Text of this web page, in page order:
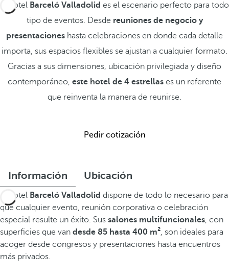
El hotel Barceló Valladolid es el escenario perfecto para todo
tipo de eventos. Desde reuniones de negocio y
presentaciones hasta celebraciones en donde cada detalle
importa, sus espacios flexibles se ajustan a cualquier formato.
Gracias a sus dimensiones, ubicación privilegiada y diseño
contemporáneo, este hotel de 4 estrellas es un referente
que reinventa la manera de reunirse.
Pedir cotización
Información Ubicación
El hotel Barceló Valladolid dispone de todo lo necesario para
que cualquier evento, reunión corporativa o celebración
especial resulte un éxito. Sus salones multifuncionales, con
superficies que van desde 85 hasta 400 m², son ideales para
acoger desde congresos y presentaciones hasta encuentros
más privados.